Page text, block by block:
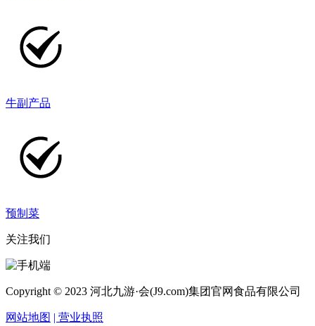
牛副产品
预制菜
关注我们
Copyright © 2023 河北九游·会(J9.com)集团官网食品有限公司
网站地图 | 营业执照